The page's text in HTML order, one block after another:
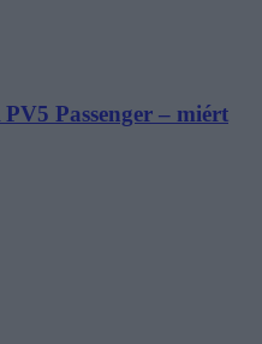
Passenger – miért